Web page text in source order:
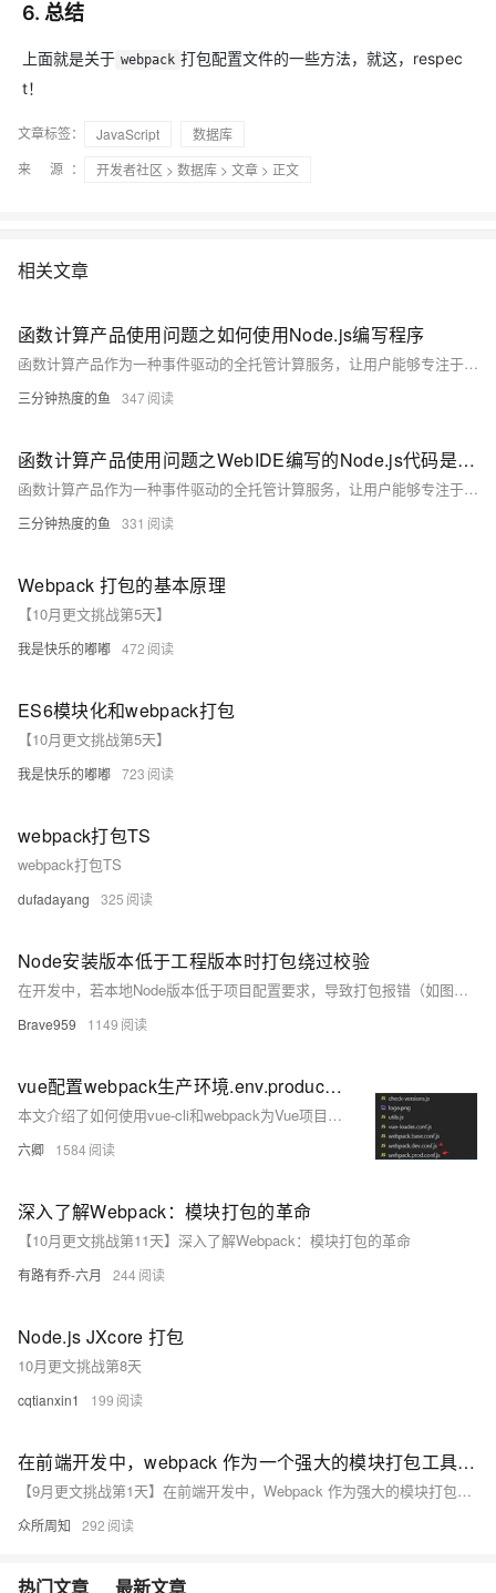
6. 总结
上面就是关于 webpack 打包配置文件的一些方法，就这，respec
t！
文章标签： JavaScript
数据库
来 源：
开发者社区 > 数据库 > 文章 > 正文
相关文章
函数计算产品使用问题之如何使用Node.js编写程序
函数计算产品作为一种事件驱动的全托管计算服务，让用户能够专注于业务逻辑的编写，而无需关心底层服务器的管理与运维。你可以有效地利用函数计算产品来支撑各类应用场景，从简单的数据处理到复杂的业务逻辑，实现快速、高效、低成本的云上部署与运维。以下是一些关于使用函数计算产品的合集和要点，帮助你更好地理解和应用这一服务。
三分钟热度的鱼 347
函数计算产品使用问题之WebIDE编写的Node.js代码是否会自动进行打包部署
函数计算产品作为一种事件驱动的全托管计算服务，让用户能够专注于业务逻辑的编写，而无需关心底层服务器的管理与运维。你可以有效地利用函数计算产品来支撑各类应用场景，从简单的数据处理到复杂的业务逻辑，实现快速、高效、低成本的云上部署与运维。以下是一些关于使用函数计算产品的合集和要点，帮助你更好地理解和应用这一服务。
三分钟热度的鱼 331
Webpack 打包的基本原理
【10月更文挑战第5天】
我是快乐的嘟嘟 472
ES6模块化和webpack打包
【10月更文挑战第5天】
我是快乐的嘟嘟 723
webpack打包TS
webpack打包TS
dufadayang 325
Node安装版本低于工程版本时打包绕过校验
在开发中，若本地Node版本低于项目配置要求，导致打包报错（如图所示），可在不变更本地环境的情况下，通过在执行`npm run build`前输入命令`set NODE_OPTIONS=--openssl-legacy-provider`来绕行此问题，确保构建顺利进行。
Brave959 1149
vue配置webpack生产环境.env.production、测试环境.env.development(配置不同环境的打包访问地址)
本文介绍了如何使用vue-cli和webpack为Vue项目配置不同的生产和测试环境，包括修改`package.json`脚本、使用`cross-env`处理环境变量、创建不同环境的`.env`文件，并在`webpack.prod.conf.js`中使用`DefinePlugin`来应用这些环境变量。
六卿 1584
深入了解Webpack：模块打包的革命
【10月更文挑战第11天】深入了解Webpack：模块打包的革命
有路有乔-六月 244
Node.js JXcore 打包
10月更文挑战第8天
cqtianxin1 199
在前端开发中，webpack 作为一个强大的模块打包工具，为我们提供了丰富的功能和扩展性
【9月更文挑战第1天】在前端开发中，Webpack 作为强大的模块打包工具，提供了丰富的功能和扩展性。本文重点介绍 DefinePlugin 插件，详细探讨其原理、功能及实际应用。DefinePlugin 可在编译过程中动态定义全局变量，适用于环境变量配置、动态加载资源、接口地址配置等场景，有助于提升代码质量和开发效率。通过具体配置示例和注意事项，帮助开发者更好地利用此插件优化项目。
众所周知 292
热门文章 最新文章